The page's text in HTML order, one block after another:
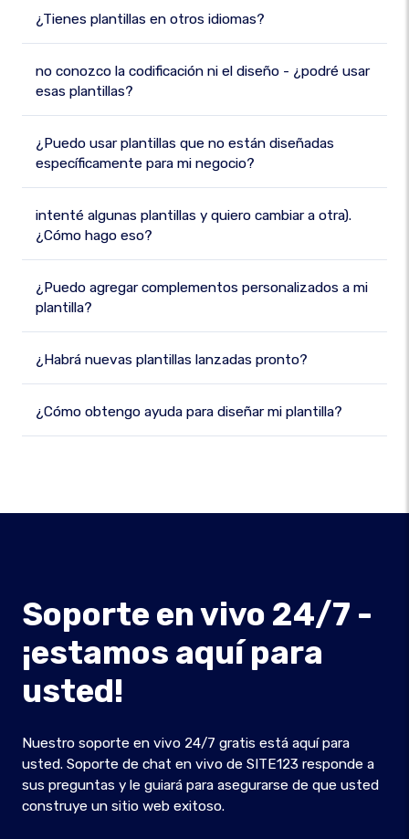
¿Tienes plantillas en otros idiomas?
no conozco la codificación ni el diseño - ¿podré usar
esas plantillas?
¿Puedo usar plantillas que no están diseñadas
específicamente para mi negocio?
intenté algunas plantillas y quiero cambiar a otra).
¿Cómo hago eso?
¿Puedo agregar complementos personalizados a mi
plantilla?
¿Habrá nuevas plantillas lanzadas pronto?
¿Cómo obtengo ayuda para diseñar mi plantilla?
Soporte en vivo 24/7 -
¡estamos aquí para
usted!
Nuestro soporte en vivo 24/7 gratis está aquí para
usted. Soporte de chat en vivo de SITE123 responde a
sus preguntas y le guiará para asegurarse de que usted
construye un sitio web exitoso.